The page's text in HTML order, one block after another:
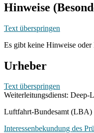
Hinweise
Text überspringen
Es gibt keine Hinweise oder
Urheber
Text überspringen
Weiterleitungsdienst:
Luftfahrt-Bundesamt (LBA)
Interessenbekundung des